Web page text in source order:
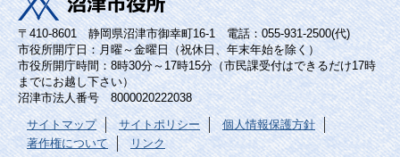
〒410-8601 静岡県沼津市御幸町16-1 電話：055-931-2500(代)
市役所開庁日：月曜～金曜日（祝休日、年末年始を除く）
市役所開庁時間：8時30分～17時15分（市民課受付はできるだけ17時
までにお越し下さい）
沼津市法人番号 8000020222038
サイトマップ サイトポリシー
個人情報保護方針
著作権について
リンク